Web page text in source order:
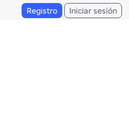
Registro Iniciar sesión